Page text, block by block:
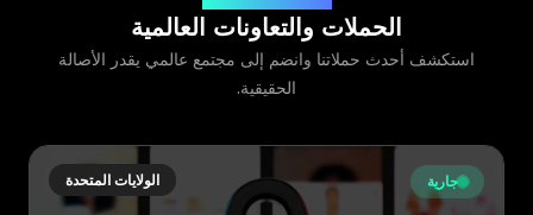
الحملات والتعاونات العالمية
استكشف أحدث حملاتنا وانضم إلى مجتمع عالمي يقدر الأصالة
الحقيقية.
الولايات المتحدة جارية